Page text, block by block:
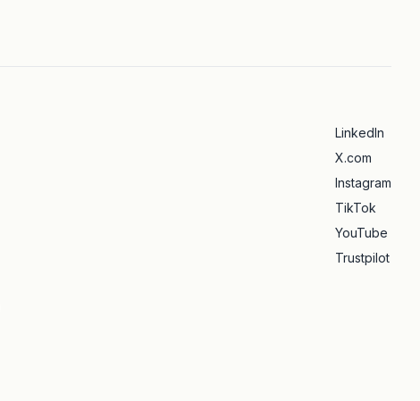
LinkedIn
X.com
Instagram
TikTok
YouTube
Trustpilot